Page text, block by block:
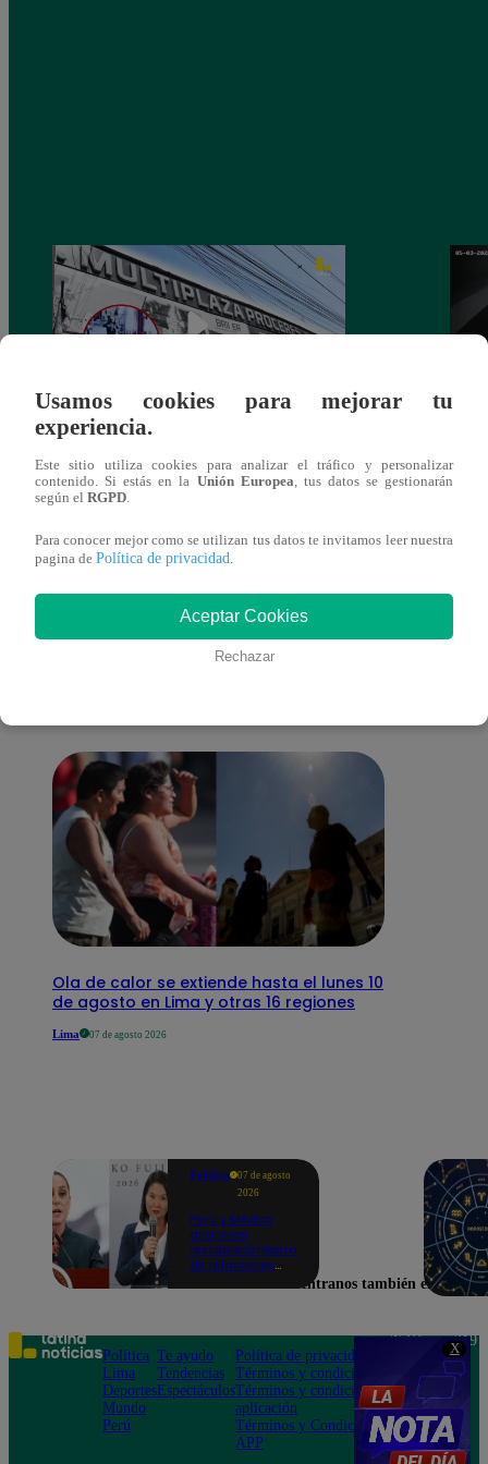
X
galería en San Juan de Lurigancho
También te puede
interesar
Ola de calor se extiende hasta el lunes 10
de agosto en Lima y otras 16 regiones
Lima 07 de agosto 2026
Política
07 de agosto
2026
Perú y México
anuncian
restablecimiento
de relaciones
Usamos cookies para mejorar tu
experiencia.
Este sitio utiliza cookies para analizar el tráfico y personalizar
contenido. Si estás en la Unión Europea, tus datos se gestionarán
según el RGPD.
Para conocer mejor como se utilizan tus datos te invitamos leer nuestra
pagina de Política de privacidad.
Aceptar Cookies
Rechazar
Encuéntranos también en
Política
Lima
Deportes
Mundo
Perú
Te ayudo
Tendencias
Espectáculos
Política de privacidad
Términos y condiciones
Términos y condiciones
aplicación
Términos y Condiciones
APP
Teléfono: 219
Av. San
Felipe 968
Jesús María